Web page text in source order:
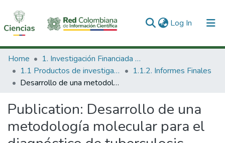
Log In (current)
Communities & Collections
All of DSpace
Home
1. Investigación Financiada con Recursos Públicos
1.1 Productos de investigación
1.1.2. Informes Finales
Desarrollo de una metodología molecular para el diagnóstico de tuberculosis MDR y XDR con base en las mutaciones presentes en los aislamientos colombianos.
Publication: Desarrollo de una
metodología molecular para el